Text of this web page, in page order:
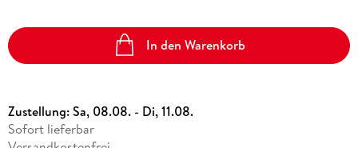
Fremdsprachige Bücher
Filmriss auf Immenhof
Das kleine Strandschlösschen
Hörbuch Download
Kalender
15,99 €
12,95 €
Statt 15,74 €
In den Warenkorb
Zustellung:Sa, 08.08. - Di, 11.08.
Sofort lieferbar